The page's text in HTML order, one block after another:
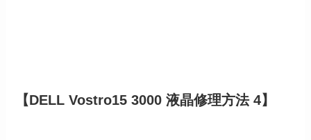
【DELL Vostro15 3000 液晶修理方法 4】